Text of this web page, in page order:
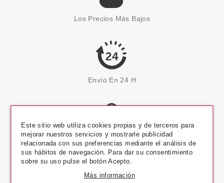
Los Precios Más Bajos
Envío En 24 H
Pago Seguro
Este sitio web utiliza cookies propias y de terceros para
mejorar nuestros servicios y mostrarle publicidad
relacionada con sus preferencias mediante el análisis de
sus hábitos de navegación. Para dar su consentimiento
sobre su uso pulse el botón Acepto.
Más información